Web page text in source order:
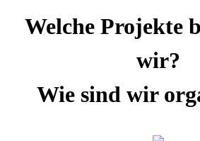
Welche Projekte
wir?
Wie sind wir